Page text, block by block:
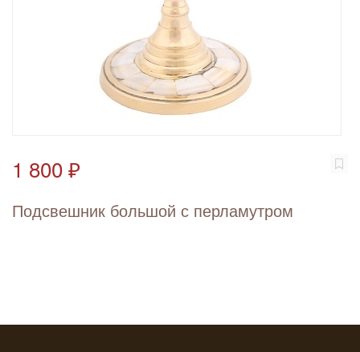
1 800 ₽
Подсвешник большой с перламутром